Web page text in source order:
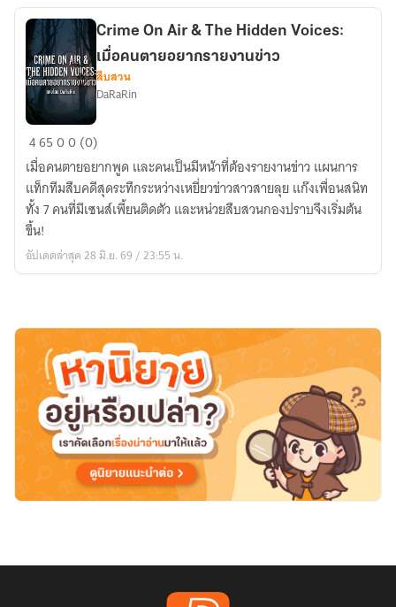
สาว
ลึกลับ
คน
นั้น
คือ
เทพธิดา
ผู้
กุม
ชะตา
กาล
เวลา
Crime
On
Air
&
The
Hidden
Voices:
ตาย
อยาก
รายงาน
ข่าว
Crime On Air & The Hidden Voices:
เมื่อคนตายอยากรายงานข่าว
สืบสวน
DaRaRin
46500 (0)
เมื่อคนตายอยากพูด และคนเป็นมีหน้าที่ต้องรายงานข่าว แผนการ
แท็กทีมสืบคดีสุดระทึกระหว่างเหยี่ยวข่าวสาวสายลุย แก๊งเพื่อนสนิท
ทั้ง 7 คนที่มีเซนส์เพี้ยนติดตัว และหน่วยสืบสวนกองปราบจึงเริ่มต้น
ขึ้น!
อัปเดตล่าสุด 28 มิ.ย. 69 / 23:55 น.